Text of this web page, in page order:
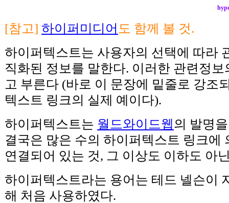
[참고] 하이퍼미디어 도 함께 볼 것.
하이퍼텍스트는 사용자의 선택에 따라
직화된 정보를 말한다. 이러한 관련정
고 부른다 (바로 이 문장에 밑줄로 강조
텍스트 링크의 실제 예이다).
하이퍼텍스트는 월드와이드웹의 발명
결국은 많은 수의 하이퍼텍스트 링크에
연결되어 있는 것, 그 이상도 이하도 아
하이퍼텍스트라는 용어는 테드 넬슨이
해 처음 사용하였다.